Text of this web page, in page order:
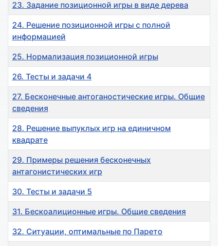
23. Задание позиционной игры в виде дерева
24. Решение позиционной игры с полной
информацией
25. Нормализация позиционной игры
26. Тесты и задачи 4
27. Бесконечные антоганостические игры. Общие
сведения
28. Решение выпуклых игр на единичном
квадрате
29. Примеры решения бесконечных
антагонистических игр
30. Тесты и задачи 5
31. Бескоалиционные игры. Общие сведения
32. Ситуации, оптимальные по Парето